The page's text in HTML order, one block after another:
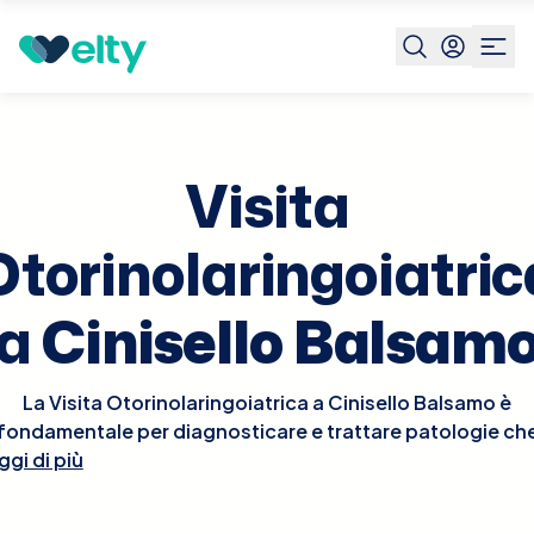
Prenota visita Visita Otorinolaringoiatrica Cinisello
Visita
Cinisello
La Visita Otorinolaringoiatrica a Cinisello Balsamo è
per diagnosticare e trattare patologie
riguardano orecchie, naso e gola. Durante la visita,
di più